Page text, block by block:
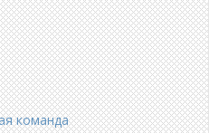
команда